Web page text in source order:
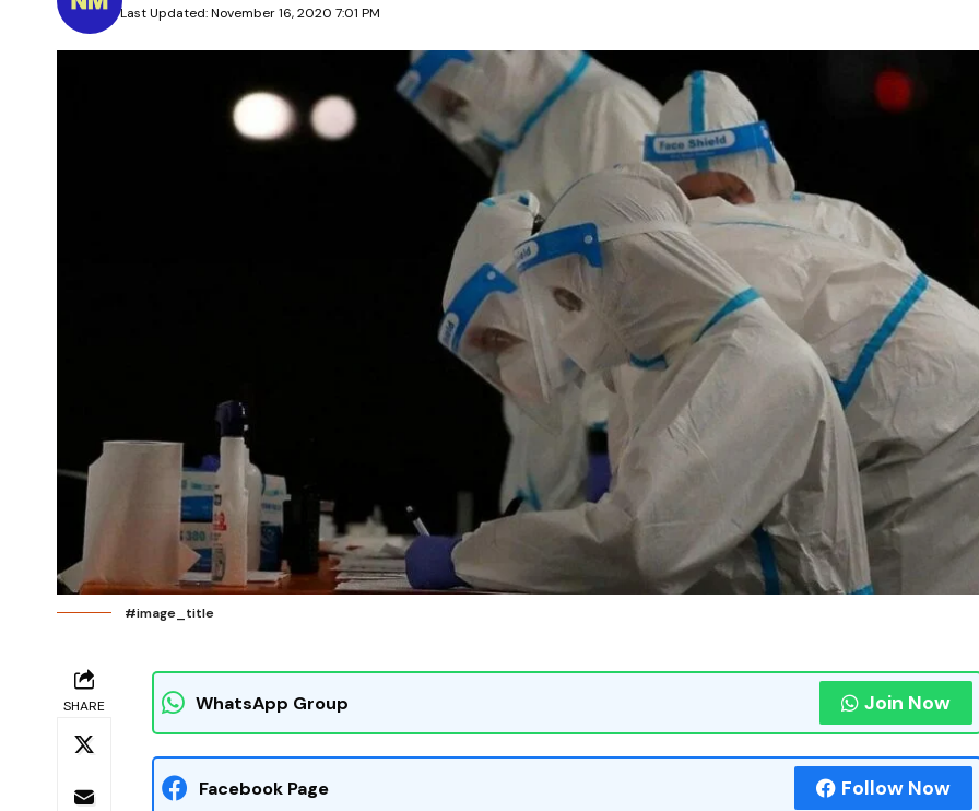
Last Updated: November 16, 2020 7:01 PM
#image_title
SHARE WhatsApp Group Join Now
Facebook Page Follow Now